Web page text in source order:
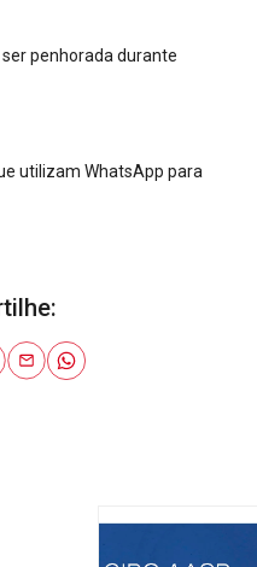
penhorada durante
utilizam WhatsApp para